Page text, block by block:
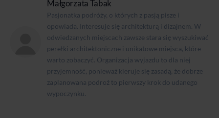
Małgorzata Tabak
Pasjonatka podróży, o których z pasją pisze i
opowiada. Interesuje się architekturą i dizajnem. W
odwiedzanych miejscach zawsze stara się wyszukiwać
perełki architektoniczne i unikatowe miejsca, które
warto zobaczyć. Organizacja wyjazdu to dla niej
przyjemność, ponieważ kieruje się zasadą, że dobrze
zaplanowana podroż to pierwszy krok do udanego
wypoczynku.